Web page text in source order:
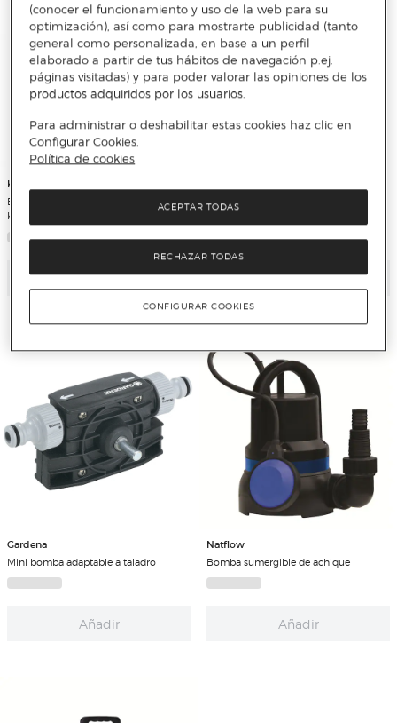
Karcher
Bomba de achique sumergible
Karcher BP 4
Añadir
Bomba de achique sumergible
Karcher BP 2 Cisterna
Añadir
Gardena
Mini bomba adaptable a taladro
Añadir
Natflow
Bomba sumergible de achique
Añadir
(conocer el funcionamiento y uso de la web para su
optimización), así como para mostrarte publicidad (tanto
general como personalizada, en base a un perfil
elaborado a partir de tus hábitos de navegación p.ej.
páginas visitadas) y para poder valorar las opiniones de los
productos adquiridos por los usuarios.
Para administrar o deshabilitar estas cookies haz clic en
Configurar Cookies.
Política de cookies
RECHAZAR TODAS
ACEPTAR TODAS
CONFIGURAR COOKIES